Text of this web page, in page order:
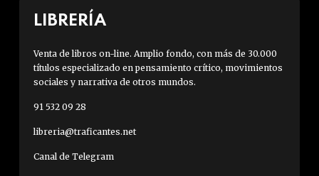
LIBRERÍA
Venta de libros on-line. Amplio fondo, con más de 30.000
títulos especializado en pensamiento crítico, movimientos
sociales y narrativa de otros mundos.
91 532 09 28
libreria@traficantes.net
Canal de Telegram